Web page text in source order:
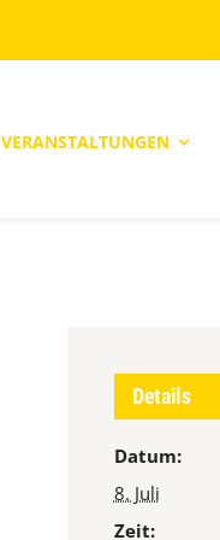
VERANSTALTUNGEN
Details
Datum:
8. Juli
Zeit: